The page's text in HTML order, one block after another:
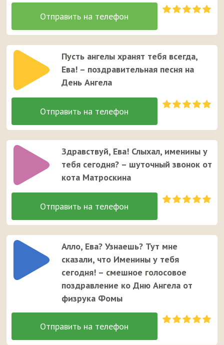
Пусть ангелы хранят тебя всегда,
Ева! – поздравительная песня на
День Ангела
Здравствуй, Ева! Слыхал, именины у
тебя сегодня? – шуточный звонок от
кота Матроскина
Алло, Ева? Узнаешь? Тут мне
сказали, что Именины у тебя
сегодня! – смешное голосовое
поздравление ко Дню Ангела от
физрука Фомы